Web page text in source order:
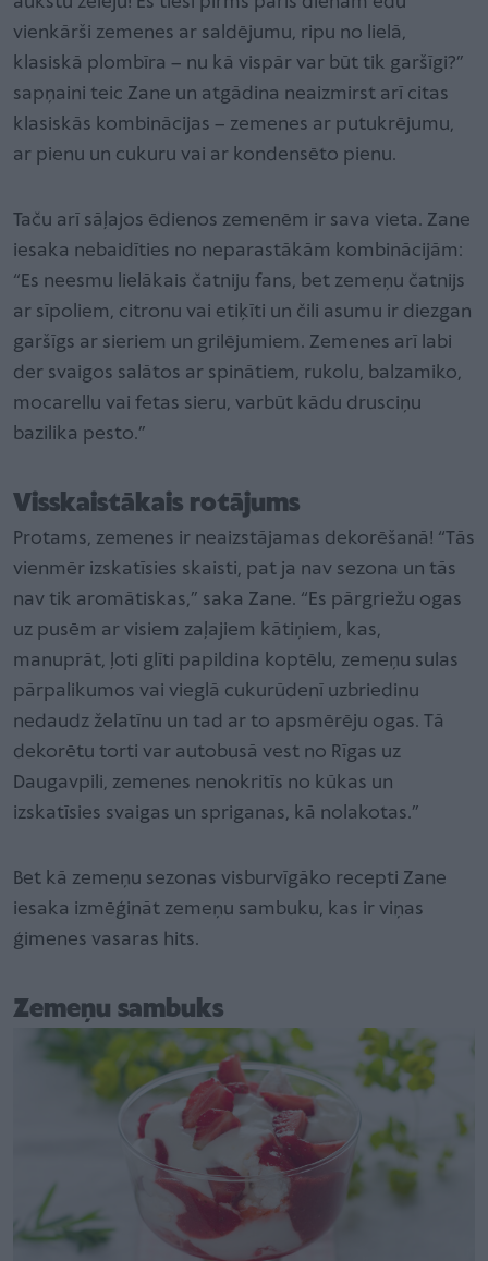
vienkārši zemenes ar saldējumu, ripu no lielā,
klasiskā plombīra – nu kā vispār var būt tik garšīgi?”
sapņaini teic Zane un atgādina neaizmirst arī citas
klasiskās kombinācijas – zemenes ar putukrējumu,
ar pienu un cukuru vai ar kondensēto pienu.
Taču arī sāļajos ēdienos zemenēm ir sava vieta. Zane
iesaka nebaidīties no neparastākām kombinācijām:
“Es neesmu lielākais čatniju fans, bet zemeņu čatnijs
ar sīpoliem, citronu vai etiķīti un čili asumu ir diezgan
garšīgs ar sieriem un grilējumiem. Zemenes arī labi
der svaigos salātos ar spinātiem, rukolu, balzamiko,
mocarellu vai fetas sieru, varbūt kādu drusciņu
bazilika pesto.”
Visskaistākais rotājums
Protams, zemenes ir neaizstājamas dekorēšanā! “Tās
vienmēr izskatīsies skaisti, pat ja nav sezona un tās
nav tik aromātiskas,” saka Zane. “Es pārgriežu ogas
uz pusēm ar visiem zaļajiem kātiņiem, kas,
manuprāt, ļoti glīti papildina koptēlu, zemeņu sulas
pārpalikumos vai vieglā cukurūdenī uzbriedinu
nedaudz želatīnu un tad ar to apsmērēju ogas. Tā
dekorētu torti var autobusā vest no Rīgas uz
Daugavpili, zemenes nenokritīs no kūkas un
izskatīsies svaigas un spriganas, kā nolakotas.”
Bet kā zemeņu sezonas visburvīgāko recepti Zane
iesaka izmēģināt zemeņu sambuku, kas ir viņas
ģimenes vasaras hits.
Zemeņu sambuks